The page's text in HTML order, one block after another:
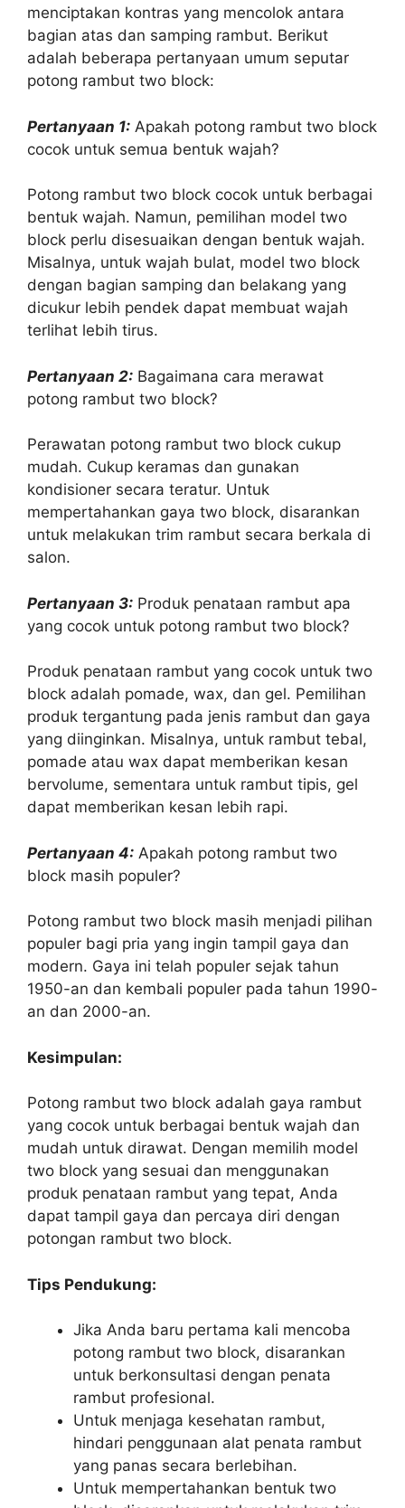
menciptakan kontras yang mencolok antara
bagian atas dan samping rambut. Berikut
adalah beberapa pertanyaan umum seputar
potong rambut two block:
Pertanyaan 1: Apakah potong rambut two block
cocok untuk semua bentuk wajah?
Potong rambut two block cocok untuk berbagai
bentuk wajah. Namun, pemilihan model two
block perlu disesuaikan dengan bentuk wajah.
Misalnya, untuk wajah bulat, model two block
dengan bagian samping dan belakang yang
dicukur lebih pendek dapat membuat wajah
terlihat lebih tirus.
Pertanyaan 2: Bagaimana cara merawat
potong rambut two block?
Perawatan potong rambut two block cukup
mudah. Cukup keramas dan gunakan
kondisioner secara teratur. Untuk
mempertahankan gaya two block, disarankan
untuk melakukan trim rambut secara berkala di
salon.
Pertanyaan 3: Produk penataan rambut apa
yang cocok untuk potong rambut two block?
Produk penataan rambut yang cocok untuk two
block adalah pomade, wax, dan gel. Pemilihan
produk tergantung pada jenis rambut dan gaya
yang diinginkan. Misalnya, untuk rambut tebal,
pomade atau wax dapat memberikan kesan
bervolume, sementara untuk rambut tipis, gel
dapat memberikan kesan lebih rapi.
Pertanyaan 4: Apakah potong rambut two
block masih populer?
Potong rambut two block masih menjadi pilihan
populer bagi pria yang ingin tampil gaya dan
modern. Gaya ini telah populer sejak tahun
1950-an dan kembali populer pada tahun 1990-
an dan 2000-an.
Kesimpulan:
Potong rambut two block adalah gaya rambut
yang cocok untuk berbagai bentuk wajah dan
mudah untuk dirawat. Dengan memilih model
two block yang sesuai dan menggunakan
produk penataan rambut yang tepat, Anda
dapat tampil gaya dan percaya diri dengan
potongan rambut two block.
Tips Pendukung:
Jika Anda baru pertama kali mencoba
potong rambut two block, disarankan
untuk berkonsultasi dengan penata
rambut profesional.
Untuk menjaga kesehatan rambut,
hindari penggunaan alat penata rambut
yang panas secara berlebihan.
Untuk mempertahankan bentuk two